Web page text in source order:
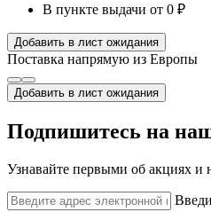
В пункте выдачи от 0 ₽
Добавить в лист ожидания
Поставка напрямую из Европы
Добавить в лист ожидания
Подпишитесь на
Узнавайте первыми об акциях и